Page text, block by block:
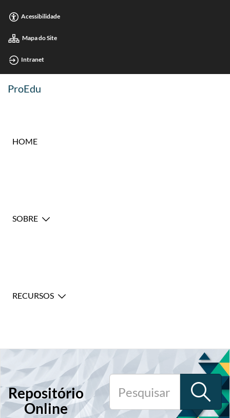
Acessibilidade
Mapa do Site
Intranet
ProEdu
HOME
SOBRE
RECURSOS
Repositório
Online